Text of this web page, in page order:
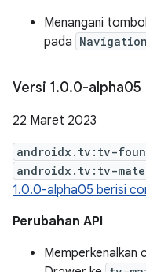
Menangani
pada
Versi 1.0.0-alpha05
22 Maret 2023
androidx.tv:tv-
androidx.tv:tv-
1.0.0-alpha05 berisi
Perubahan API
Memperkenalkan